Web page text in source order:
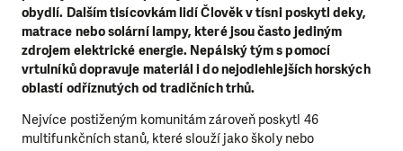
obydlí. Dalším tisícovkám lidí Člověk v tísni poskytl deky,
matrace nebo solární lampy, které jsou často jediným
zdrojem elektrické energie. Nepálský tým s pomocí
vrtulníků dopravuje materiál i do nejodlehlejších horských
oblastí odříznutých od tradičních trhů.
Nejvíce postiženým komunitám zároveň poskytl 46
multifunkčních stanů, které slouží jako školy nebo